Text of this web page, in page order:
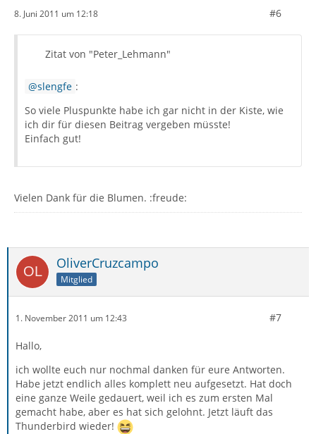
8. Juni 2011 um 12:18 #6
Zitat von "Peter_Lehmann"
slengfe :
So viele Pluspunkte habe ich gar nicht in der Kiste, wie
ich dir für diesen Beitrag vergeben müsste!
Einfach gut!
Vielen Dank für die Blumen. :freude:
OliverCruzcampo
Mitglied
1. November 2011 um 12:43 #7
Hallo,
ich wollte euch nur nochmal danken für eure Antworten.
Habe jetzt endlich alles komplett neu aufgesetzt. Hat doch
eine ganze Weile gedauert, weil ich es zum ersten Mal
gemacht habe, aber es hat sich gelohnt. Jetzt läuft das
Thunderbird wieder!